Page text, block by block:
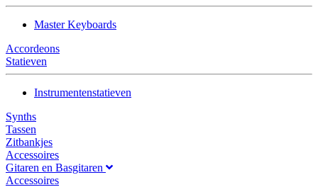
Master Keyboards
Accordeons
Statieven
Instrumentenstatieven
Synths
Tassen
Zitbankjes
Accessoires
Gitaren en Basgitaren
Accessoires